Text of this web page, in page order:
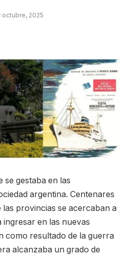
octubre, 2025
se gestaba en las
argentina. Centenares
las provincias se acercaban a
ingresar en las nuevas
como resultado de la guerra
alcanzaba un grado de